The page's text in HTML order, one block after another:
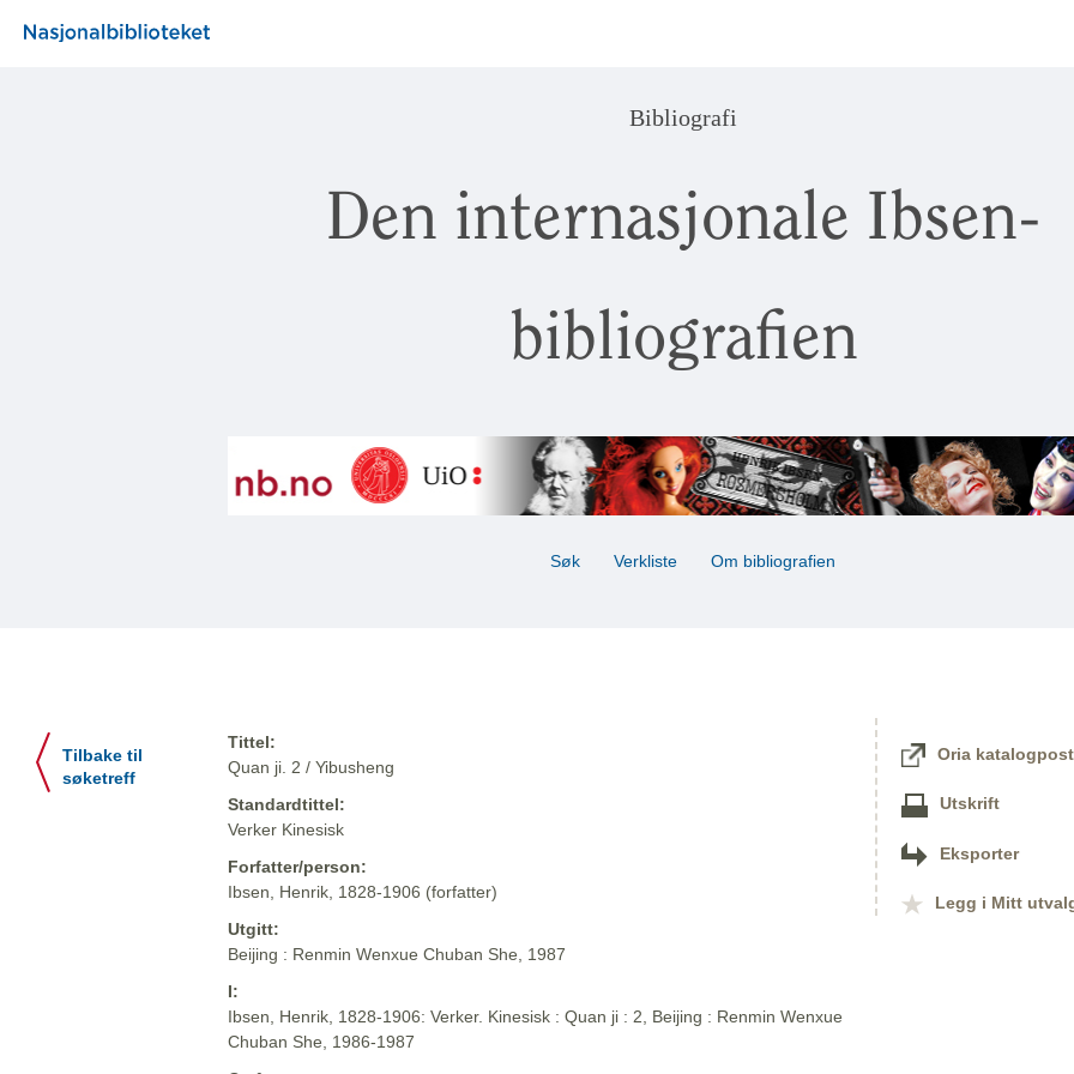
Bibliografi
Den internasjonale Ibsen-
bibliografien
Søk Verkliste Om bibliografien
Tilbake til
søketreff
Tittel:
Quan ji. 2 / Yibusheng
Standardtittel:
Verker Kinesisk
Forfatter/person:
Ibsen, Henrik, 1828-1906 (forfatter)
Utgitt:
Beijing : Renmin Wenxue Chuban She, 1987
I:
Ibsen, Henrik, 1828-1906: Verker. Kinesisk : Quan ji : 2, Beijing : Renmin Wenxue
Chuban She, 1986-1987
Oria katalogpost
Utskrift
Eksporter
Legg i Mitt